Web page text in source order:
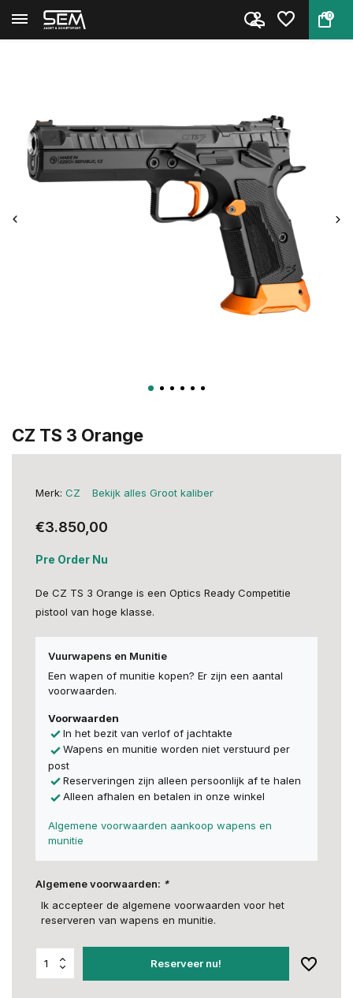
0
Terug Home
CZ TS 3 Orange
Merk: CZ Bekijk alles Groot kaliber
€3.850,00
Pre Order Nu
De CZ TS 3 Orange is een Optics Ready Competitie
pistool van hoge klasse.
Vuurwapens en Munitie
Een wapen of munitie kopen? Er zijn een aantal
voorwaarden.
Voorwaarden
In het bezit van verlof of jachtakte
Wapens en munitie worden niet verstuurd per
post
Reserveringen zijn alleen persoonlijk af te halen
Alleen afhalen en betalen in onze winkel
Algemene voorwaarden aankoop wapens en
munitie
Algemene voorwaarden: *
Ik accepteer de algemene voorwaarden voor het
reserveren van wapens en munitie.
Reserveer nu!